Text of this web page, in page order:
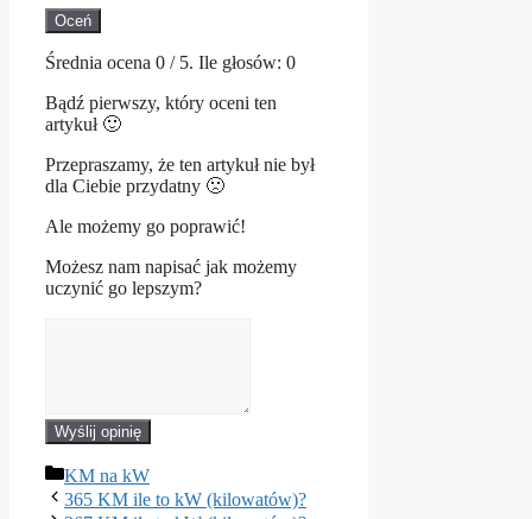
Oceń
Średnia ocena 0 / 5. Ile głosów: 0
Bądź pierwszy, który oceni ten
artykuł 🙂
Przepraszamy, że ten artykuł nie był
dla Ciebie przydatny 🙁
Ale możemy go poprawić!
Możesz nam napisać jak możemy
uczynić go lepszym?
Wyślij opinię
Kategorie
KM na kW
365 KM ile to kW (kilowatów)?